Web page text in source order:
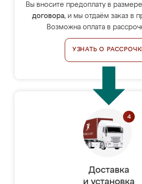
Вы вносите предоплату в размере
договора, и мы отдаём заказ в
Возможна оплата в
УЗНАТЬ О
Доставка
и установка